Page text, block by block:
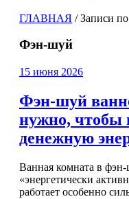
ГЛАВНАЯ /Записи
Фэн-шуй
15 июня 2026
Фэн-шуй
нужно, чтобы
денежную
Ванная комната в
«энергетически
работает особенно